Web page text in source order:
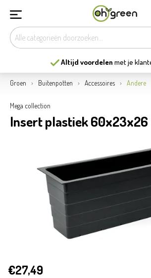
Altijd voordelen met je
Groen Buitenpotten Accessoires Andere
Mega collection
Insert plastiek 60x23x26
€27,49